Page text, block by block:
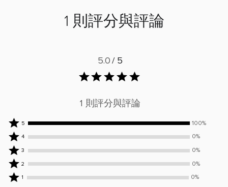
1 則評分與評論
5.0 / 5
1 則評分與評論
100%
位
評
論
者
評
5 100%
0%
位
評
論
者
4 0%
0%
位
評
論
3 0%
0%
位
評
2 0%
0% 1 0%